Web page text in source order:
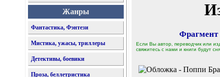
Жанры
Фантастика, Фэнтези
Мистика, ужасы, триллеры
Детективы, боевики
Проза, беллетристика
Фрагмент
Если Вы автор, переводчик или
свяжитесь с нами и книги будут